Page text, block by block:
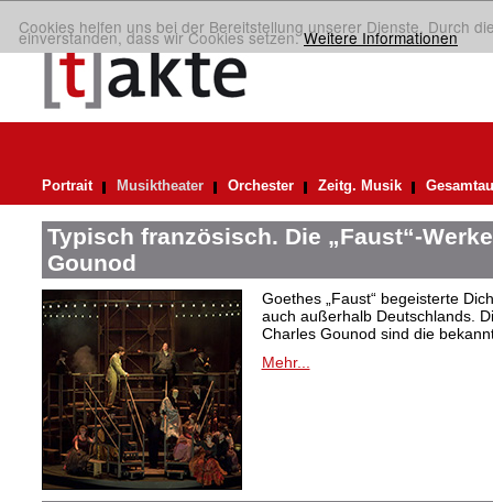
Cookies helfen uns bei der Bereitstellung unserer Dienste. Durch
einverstanden, dass wir Cookies setzen.Weitere Informationen
Portrait Musiktheater Orchester Zeitg. Musik
Typisch französisch. Die „Faust“-
Gounod
Goethes „Faust“ begeisterte
auch außerhalb Deutschlands.
Charles Gounod sind die
Mehr...